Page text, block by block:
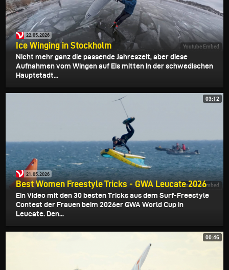
Youtube Embed
22.05.2026
Ice Winging in Stockholm
Nicht mehr ganz die passende Jahreszeit, aber diese
Aufnahmen vom Wingen auf Eis mitten in der schwedischen
Hauptstadt...
03:12
Youtube Embed
21.05.2026
Best Women Freestyle Tricks - GWA Leucate 2026
Ein Video mit den 30 besten Tricks aus dem Surf-Freestyle
Contest der Frauen beim 2026er GWA World Cup in
Leucate. Den...
00:46